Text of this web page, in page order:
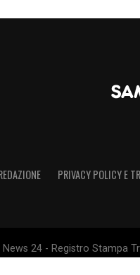
PRIVACY POLICY E
24 - Registro Stampa